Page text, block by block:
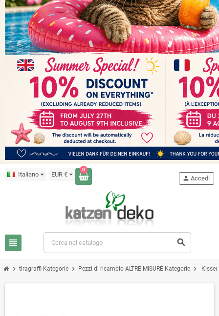
Italiano EUR €
0
view_headline search
person Accedi
chevron_right tiragraffi-Kategorie chevron_right Pezzi di ricambio ALTRE MISURE-Kategorie chevron_right